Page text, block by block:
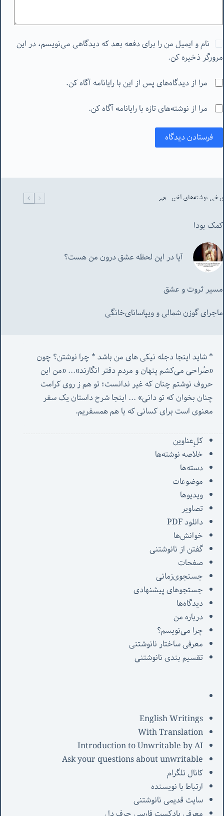
نام و ایمیل من را برای دفعه بعد که دیدگاهی می‌نویسم، در این
مرورگر ذخیره کن.
مرا از دیدگاه‌های پس از این با رایانامه آگاه کن.
مرا از نوشته‌های تازه با رایانامه آگاه کن.
فرستادن دیدگاه
برخی نوشته‌های اخیر
کمک بودا
آیا در این لحظه عشق درون من هست؟
مسیر ثروت و عشق
ماجرای گوزن شمالی و‌ ویپاسانای‌خانگی
«صُراحی می‌کشم پنهان‌ و مردم‌ دفتر انگارند»... «
چنان بخوان که تو دانی» ...
معنوی است برای کسانی که با هم همسفریم.
کل‌ِعناوین
خلاصه نوشته‌ها
دسته‌ها
موضوعات
ویدیوها
تصاویر
دانلود PDF
خوانش‌ها
گفتن از نانوشتنی
صفحات
جستجوی‌زمانی
جستجوهای پیشنهادی
دیدگاه‌ها
درباره من
چرا می‌نویسم؟
معرفی‌ ساختار نانوشتنی
تقسیم بندی نانوشتنی
English Writings
With Translation
Introduction to Unwritable by AI
Ask your questions about unwritable
کانال تلگرام
ارتباط با نویسنده
سایت قدیمی نانوشتنی